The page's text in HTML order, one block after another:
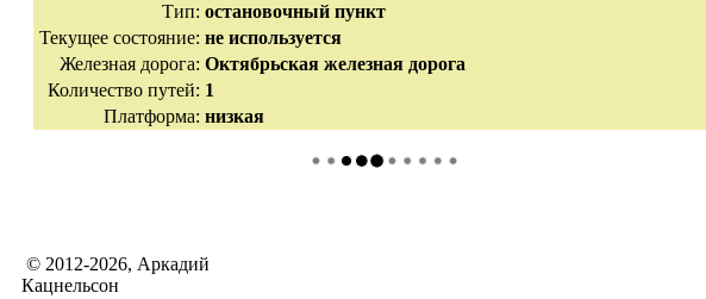
Тип: остановочный пункт
Текущее состояние: не используется
Железная дорога: Октябрьская железная дорога
Количество путей: 1
Платформа: низкая
© 2012-2026, Аркадий
Кацнельсон